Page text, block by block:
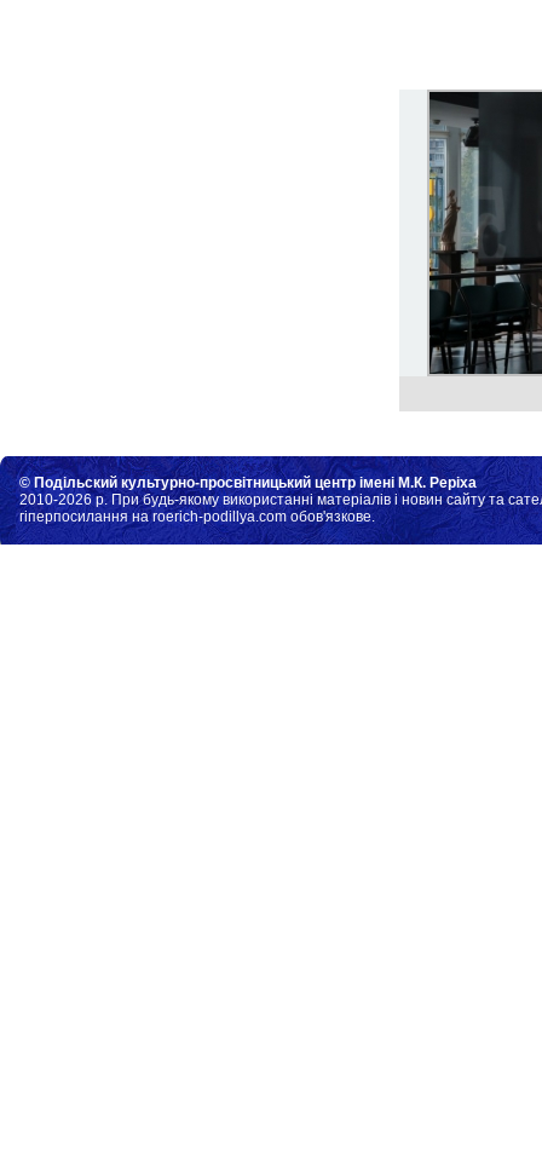
© Подільский культурно-просвітницький центр імені М.К. Реріха
2010-2026 р. При будь-якому використанні матеріалів і новин сайту та
гіперпосилання на roerich-podillya.com обов'язкове.